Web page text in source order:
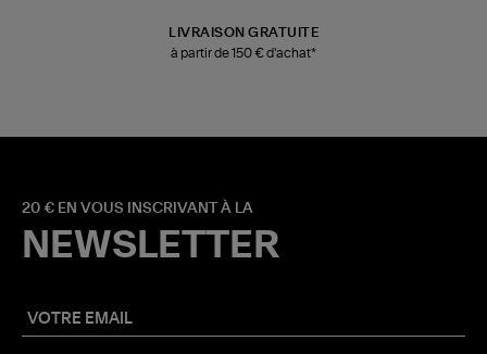
LIVRAISON GRATUITE
à partir de 150 € d'achat*
20 € EN VOUS INSCRIVANT À LA
NEWSLETTER